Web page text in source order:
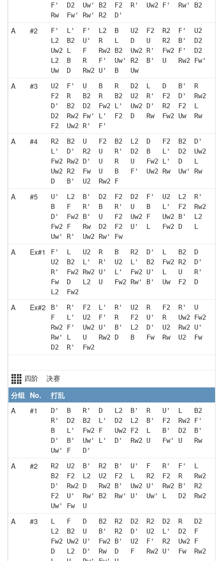
F'  D2  Uw' B2  F2  R'  Uw2 F'  Rw' B2
Rw  Fw' Rw' R2  D'
A #2
F'  L'  F'  L2  B   U2  F2  R2  F'  U2
L2  B2  U'  R   L   D   U   R2  B'  D2
Uw2 L   F   Rw2 B2  Uw2 R'  Fw2 F'  D2
L2  B   R   F'  Uw' R2  B'  U   Rw2 Fw'
Uw  D   Rw2 U'  B   Uw
A #3
U2  F'  U   B   R   D2  L   D   B'  R
F2  R   B2  R   B2  U2  R'  F2  D'  Rw2
D'  B2  D2  Fw2 L'  Uw2 D'  R2  F2  L
D2  Rw2 Fw' L'  F2  D   Rw  Fw2 Uw  Rw
F2  Uw2 R'  F'
A #4
R2  B2  U   F2  B2  L2  D   F2  B2  D'
L'  D'  R2  U   R'  D2  B   L'  D2  Uw2
Fw2 Rw2 D'  U   R   U   Fw2 L'  D   L
Uw2 R2  Fw  U   B   F'  Uw2 Rw  Uw' Rw
D   B'  U2  Rw2 F
A #5
U'  L2  B'  D2  F2  D2  F'  U2  L2  R'
B   F   R'  B   R'  U   B   L'  F2  Rw2
D'  Fw2 B'  U   F2  Uw2 F   Uw2 B'  L2
Fw2 F   Rw  D2  F2  U'  L   Fw2 D   L
Uw' R'  Uw2 Rw' Fw
A Ex#1
F'  L   U2  R   B   R2  D'  L   B2  D
U2  B2  L'  R'  U2  L'  B2  Fw2 R2  D'
R'  Fw2 Rw2 U'  L'  Fw2 U'  L   U   R'
Fw  D   L2  U   Fw2 Rw' B'  Uw  F2  D
L2  Fw2
A Ex#2
B'  R'  F2  L'  R'  U2  R   F2  R'  U
F   L'  U2  F'  R   F2  U'  R   Uw2 Fw2
Rw2 F'  Uw2 U'  B'  L2  D'  U2  Rw2 U'
Rw' L   U   Rw2 D   B   Fw  Rw  U2  Fw
D2  R'  Fw2
四阶 决赛
分组 No.
打乱
A
#1
D'  B   R'  D   L2  B'  R   U'  L   B2
R'  D2  B2  L'  D2  L2  B'  F2  Rw2 F'
B   L'  Fw2 F   Uw2 F2  L   B'  D2  B'
D'  B'  Uw' L'  D'  Rw2 U   Fw' U   Rw
Uw' F   D'
A #2
R2  U2  B'  R2  B'  U'  F   R'  F'  L
B2  F2  L2  U2  F2  L   R2  F2  R   Rw2
D'  Rw2 D   Rw2 B'  Uw2 U'  Rw2 B'  R2
F2  U'  Rw' B2  Rw' U'  Uw' L   D2  Rw2
Uw' Fw  U
A #3
L   F   D   B2  R2  D2  R2  D2  R   D2
L2  B2  U   B'  R2  D'  U2  L'  D2  F
Fw2 Uw2 U'  Fw2 B'  U2  F'  R2  Uw2 F
D   L2  D'  Rw  D   F   Rw2 U'  Fw  Rw2